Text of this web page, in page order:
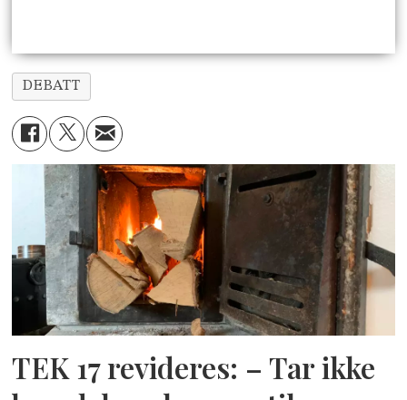
DEBATT
TEK 17 revideres: – Tar ikke